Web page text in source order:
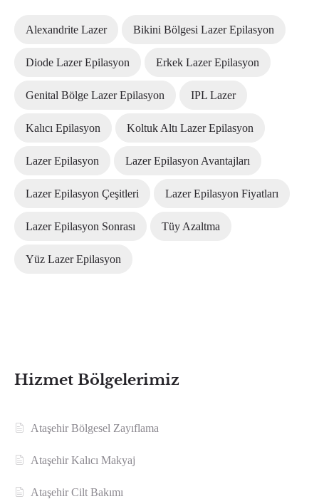
Alexandrite Lazer Bikini Bölgesi Lazer Epilasyon
Diode Lazer Epilasyon Erkek Lazer Epilasyon
Genital Bölge Lazer Epilasyon IPL Lazer
Kalıcı Epilasyon Koltuk Altı Lazer Epilasyon
Lazer Epilasyon Lazer Epilasyon Avantajları
Lazer Epilasyon Çeşitleri Lazer Epilasyon Fiyatları
Lazer Epilasyon Sonrası Tüy Azaltma
Yüz Lazer Epilasyon
Hizmet Bölgelerimiz
Ataşehir Bölgesel Zayıflama
Ataşehir Kalıcı Makyaj
Ataşehir Cilt Bakımı